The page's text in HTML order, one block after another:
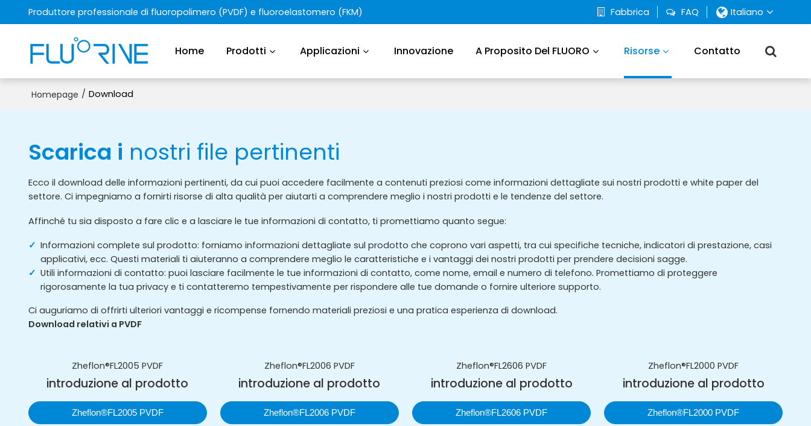
Produttore professionale di fluoropolimero (PVDF) e fluoroelastomero (FKM) Fabbrica FAQ Italiano
Home Prodotti Applicazioni Innovazione A Proposito Del FLUORO Risorse Contatto
Homepage / Download
Scarica i nostri file pertinenti
Ecco il download delle informazioni pertinenti, da cui puoi accedere facilmente a contenuti preziosi come informazioni dettagliate sui nostri prodotti e white paper del
settore. Ci impegniamo a fornirti risorse di alta qualità per aiutarti a comprendere meglio i nostri prodotti e le tendenze del settore.
Affinché tu sia disposto a fare clic e a lasciare le tue informazioni di contatto, ti promettiamo quanto segue:
Informazioni complete sul prodotto: forniamo informazioni dettagliate sul prodotto che coprono vari aspetti, tra cui specifiche tecniche, indicatori di prestazione, casi
applicativi, ecc. Questi materiali ti aiuteranno a comprendere meglio le caratteristiche e i vantaggi dei nostri prodotti per prendere decisioni sagge.
Utili informazioni di contatto: puoi lasciare facilmente le tue informazioni di contatto, come nome, email e numero di telefono. Promettiamo di proteggere
rigorosamente la tua privacy e ti contatteremo tempestivamente per rispondere alle tue domande o fornire ulteriore supporto.
Ci auguriamo di offrirti ulteriori vantaggi e ricompense fornendo materiali preziosi e una pratica esperienza di download.
Download relativi a PVDF
Zheflon®FL2005 PVDF
introduzione al prodotto
Zheflon®FL2005 PVDF
Zheflon®FL2006 PVDF
introduzione al prodotto
Zheflon®FL2006 PVDF
Zheflon®FL2606 PVDF
introduzione al prodotto
Zheflon®FL2606 PVDF
Zheflon®FL2000 PVDF
introduzione al prodotto
Zheflon®FL2000 PVDF